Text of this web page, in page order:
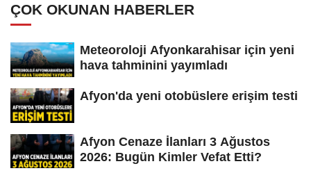
ÇOK OKUNAN HABERLER
Meteoroloji Afyonkarahisar için yeni
hava tahminini yayımladı
Afyon'da yeni otobüslere erişim testi
Afyon Cenaze İlanları 3 Ağustos
2026: Bugün Kimler Vefat Etti?